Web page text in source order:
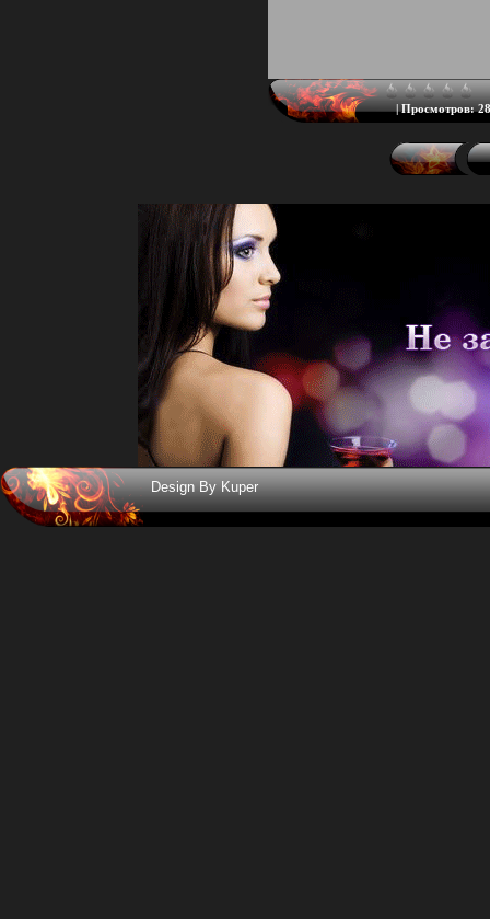
|Просмотров:
Design By Kuper